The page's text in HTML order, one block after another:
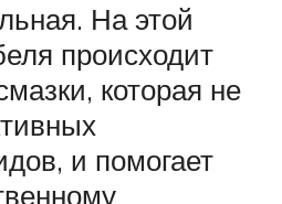
На этой
происходит
которая не
и помогает